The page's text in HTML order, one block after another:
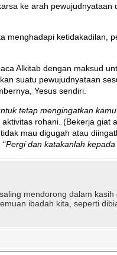
ke arah pewujudnyataan
menghadapi
Alkitab dengan maksud
suatu pewujudnyataan
Yesus sendiri.
tetap mengingatkan kamu
rohani. (Bekerja
mau digugah atau
Pergi dan katakanlah
mendorong dalam kasih
ibadah kita, seperti